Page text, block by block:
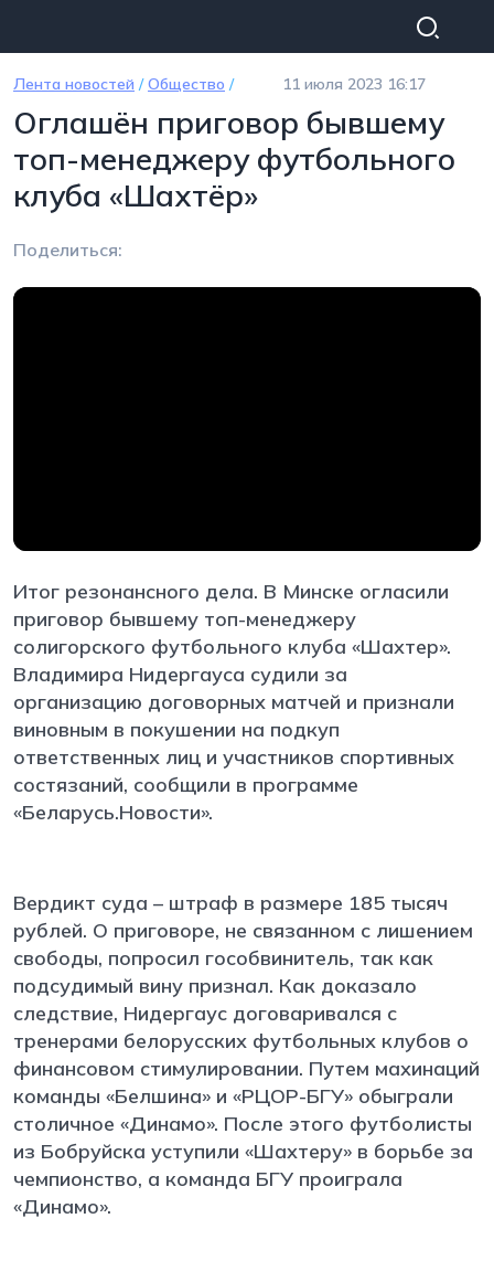
Лента новостей /Общество / 11 июля 2023 16:17
Оглашён приговор бывшему
топ-менеджеру футбольного
клуба «Шахтёр»
Поделиться:
Итог резонансного дела. В Минске огласили
приговор бывшему топ-менеджеру
солигорского футбольного клуба «Шахтер».
Владимира Нидергауса судили за
организацию договорных матчей и признали
виновным в покушении на подкуп
ответственных лиц и участников спортивных
состязаний, сообщили в программе
«Беларусь.Новости».
Вердикт суда – штраф в размере 185 тысяч
рублей. О приговоре, не связанном с лишением
свободы, попросил гособвинитель, так как
подсудимый вину признал. Как доказало
следствие, Нидергаус договаривался с
тренерами белорусских футбольных клубов о
финансовом стимулировании. Путем махинаций
команды «Белшина» и «РЦОР-БГУ» обыграли
столичное «Динамо». После этого футболисты
из Бобруйска уступили «Шахтеру» в борьбе за
чемпионство, а команда БГУ проиграла
«Динамо».